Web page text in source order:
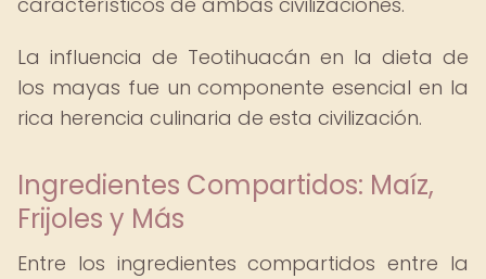
La influencia de Teotihuacán en la dieta de
los mayas fue un componente esencial en la
rica herencia culinaria de esta civilización.
Ingredientes Compartidos: Maíz,
Frijoles y Más
Entre los ingredientes compartidos entre la